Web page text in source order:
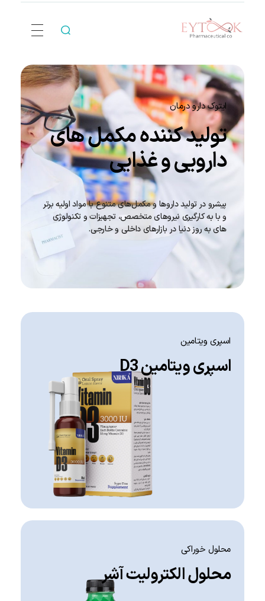
ایتوک دارو درمان
تولید کننده مکمل های
دارویی و غذایی
پیشرو در تولید داروها و مكمل‌های متنوع با مواد اولیه برتر
و با به کارگیری نیروهای متخصص، تجهیزات و تکنولوژی
های به روز دنیا در بازارهای داخلی و خارجی.
اسپری ویتامین
اسپری ویتامین D3
محلول خوراكی
محلول الکترولیت آشر